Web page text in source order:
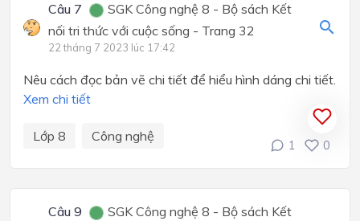
Câu 7
SGK Công nghệ 8 - Bộ sách Kết
nối tri thức với cuộc sống - Trang 32
22 tháng 7 2023 lúc 17:42
Nêu cách đọc bản vẽ chi tiết để hiểu hình dáng chi tiết.
Xem chi tiết
Lớp 8 Công nghệ
1 0
Câu 9
SGK Công nghệ 8 - Bộ sách Kết